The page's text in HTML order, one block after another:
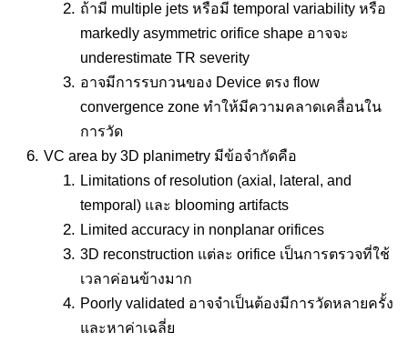
ถ้ามี multiple jets หรือมี temporal variability หรือ
markedly asymmetric orifice shape อาจจะ
underestimate TR severity
อาจมีการรบกวนของ Device ตรง flow
convergence zone ทำให้มีความคลาดเคลื่อนใน
การวัด
VC area by 3D planimetry มีข้อจำกัดคือ
Limitations of resolution (axial, lateral, and
temporal) และ blooming artifacts
Limited accuracy in nonplanar orifices
3D reconstruction แต่ละ orifice เป็นการตรวจที่ใช้
เวลาค่อนข้างมาก
Poorly validated อาจจำเป็นต้องมีการวัดหลายครั้ง
และหาค่าเฉลี่ย